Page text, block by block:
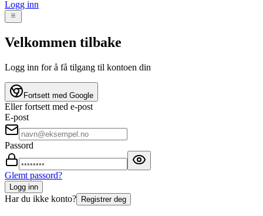
Logg inn
Velkommen tilbake
Logg inn for å få tilgang til kontoen din
Fortsett med Google
Eller fortsett med e-post
E-post
Passord
Glemt passord?
Logg inn
Har du ikke konto? Registrer deg